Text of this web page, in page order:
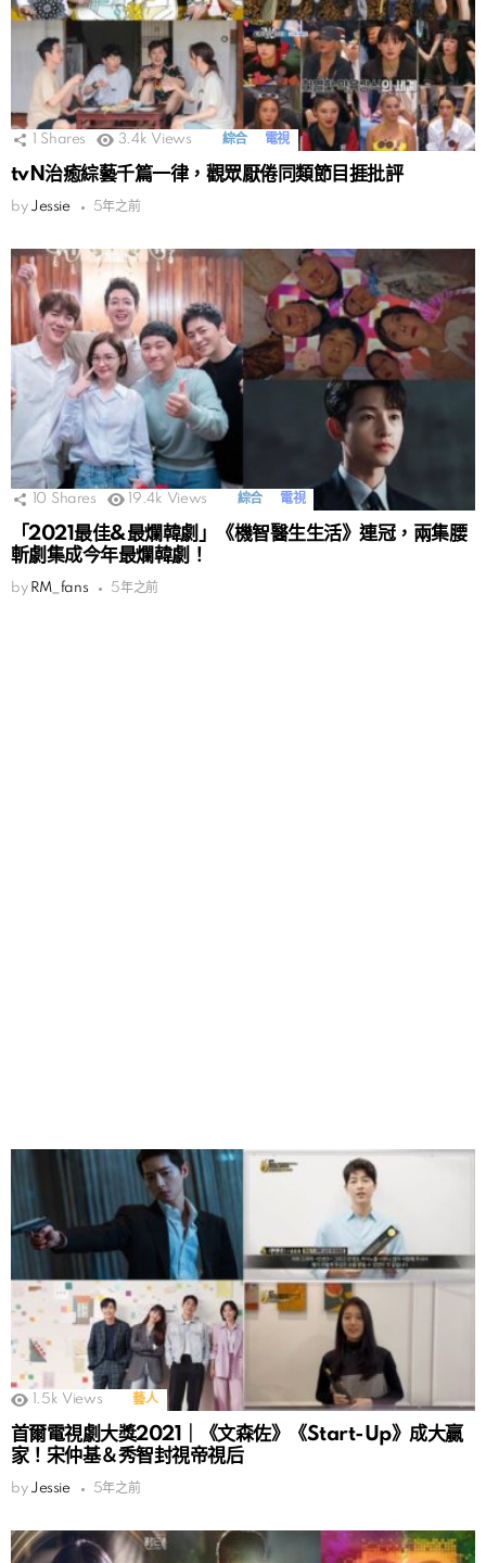
Shares 3.4k Views 綜合 電視
tvN治癒綜藝千篇一律，觀眾厭倦同類節目捱批評
by Jessie 5年之前
10 Shares 19.4k Views 綜合 電視
「2021最佳&最爛韓劇」《機智醫生生活》連冠，兩集腰
斬劇集成今年最爛韓劇！
by RM_fans 5年之前
1.5k Views 藝人
首爾電視劇大獎2021｜《文森佐》《Start-Up》成大贏
家！宋仲基＆秀智封視帝視后
by Jessie 5年之前